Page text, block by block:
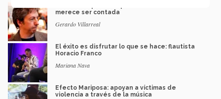
merece ser contada
Gerardo Villarreal
El éxito es disfrutar lo que se hace: flautista
Horacio Franco
Mariana Nava
Efecto Mariposa: apoyan a víctimas de
violencia a través de la música